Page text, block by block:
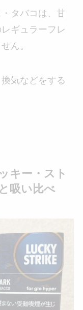
タバコは、甘
ギュラーフレ
ん。
気などをする
キー・スト
吸い比べ